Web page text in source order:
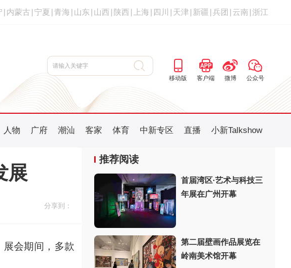
内蒙古 宁夏 青海 山东 山西 陕西 上海 四川 天津 新疆 兵团 云南 浙江
移动版 客户端 微博 公众号
人物 广府 潮汕 客家 体育 中新专区 直播 小新Talkshow
展
分享到：
会期间，多款
推荐阅读
首届湾区·艺术与科技三
年展在广州开幕
第二届壁画作品展览在
岭南美术馆开幕